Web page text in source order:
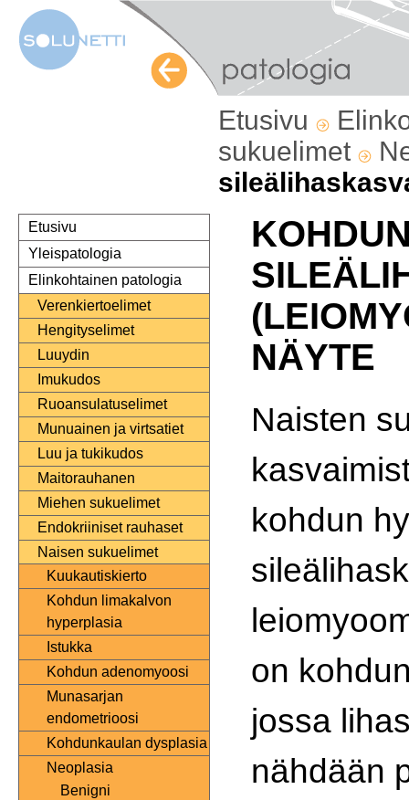
Etusivu
sukuelimet
Etusivu
Yleispatologia
Elinkohtainen patologia
Verenkiertoelimet
Hengityselimet
Luuydin
Imukudos
Ruoansulatuselimet
Munuainen ja virtsatiet
Luu ja tukikudos
Maitorauhanen
Miehen sukuelimet
Endokriiniset rauhaset
Naisen sukuelimet
Kuukautiskierto
Kohdun limakalvon
hyperplasia
Istukka
Kohdun adenomyoosi
Munasarjan
endometrioosi
Kohdunkaulan dysplasia
Neoplasia
Benigni
NÄYTE
Naisten
kohdun
on
jossa
nähdään